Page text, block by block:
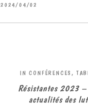
2024/04/02
IN CONFÉRENCES,
Résistantes 2023
actualités des